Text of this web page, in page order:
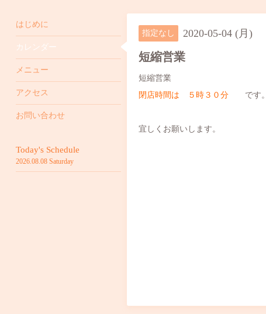
指定なし 2020-05-04 (月)
短縮営業
短縮営業
閉店時間は ５時３０分 です。
宜しくお願いします。
はじめに
カレンダー
メニュー
アクセス
お問い合わせ
Today's Schedule
2026.08.08 Saturday